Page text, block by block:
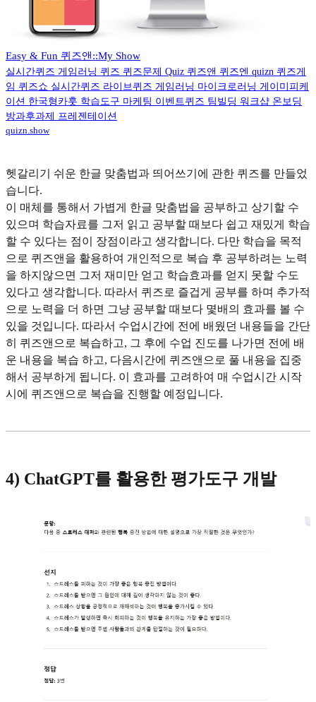
Easy & Fun 퀴즈앤::My Show
실시간퀴즈 게임러닝 퀴즈 퀴즈문제 Quiz 퀴즈앤 퀴즈엔 quizn 퀴즈게
임 퀴즈쇼 실시간퀴즈 라이브퀴즈 게임러닝 마이크로러닝 게이미피케
이션 한국형카훗 학습도구 마케팅 이벤트퀴즈 팀빌딩 워크샵 온보딩
방과후과제 프레젠테이션
quizn.show
헷갈리기 쉬운 한글 맞춤법과 띄어쓰기에 관한 퀴즈를 만들었
습니다.
이 매체를 통해서 가볍게 한글 맞춤법을 공부하고 상기할 수
있으며 학습자료를 그저 읽고 공부할 때보다 쉽고 재밌게 학습
할 수 있다는 점이 장점이라고 생각합니다. 다만 학습을 목적
으로 퀴즈앤을 활용하여 개인적으로 복습 후 공부하려는 노력
을 하지않으면 그저 재미만 얻고 학습효과를 얻지 못할 수도
있다고 생각합니다. 따라서 퀴즈로 즐겁게 공부를 하며 추가적
으로 노력을 더 하면 그냥 공부할 때보다 몇배의 효과를 볼 수
있을 것입니다. 따라서 수업시간에 전에 배웠던 내용들을 간단
히 퀴즈앤으로 복습하고, 그 후에 수업 진도를 나가면 전에 배
운 내용을 복습 하고, 다음시간에 퀴즈앤으로 풀 내용을 집중
해서 공부하게 됩니다. 이 효과를 고려하여 매 수업시간 시작
시에 퀴즈앤으로 복습을 진행할 예정입니다.
4) ChatGPT를 활용한 평가도구 개발